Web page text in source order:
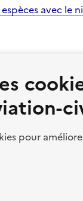
pour
avec le